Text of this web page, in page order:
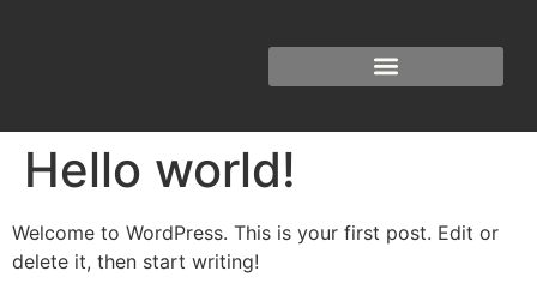
Hello world!
Welcome to WordPress. This is your first post. Edit or
delete it, then start writing!